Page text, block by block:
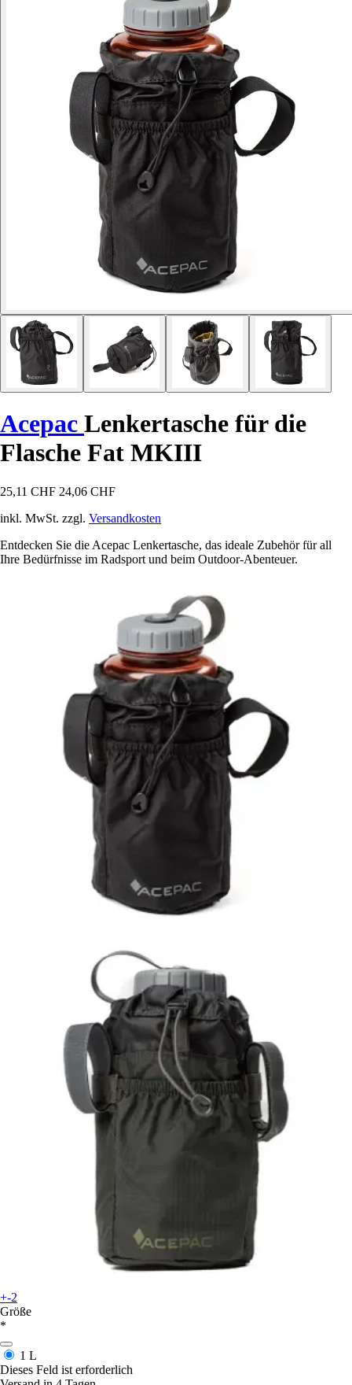
Acepac Lenkertasche für die
Flasche Fat MKIII
25,11 CHF 24,06 CHF
inkl. MwSt. zzgl. Versandkosten
Entdecken Sie die Acepac Lenkertasche, das ideale Zubehör für all
Ihre Bedürfnisse im Radsport und beim Outdoor-Abenteuer.
+-2
Größe
*
1 L
Dieses Feld ist erforderlich